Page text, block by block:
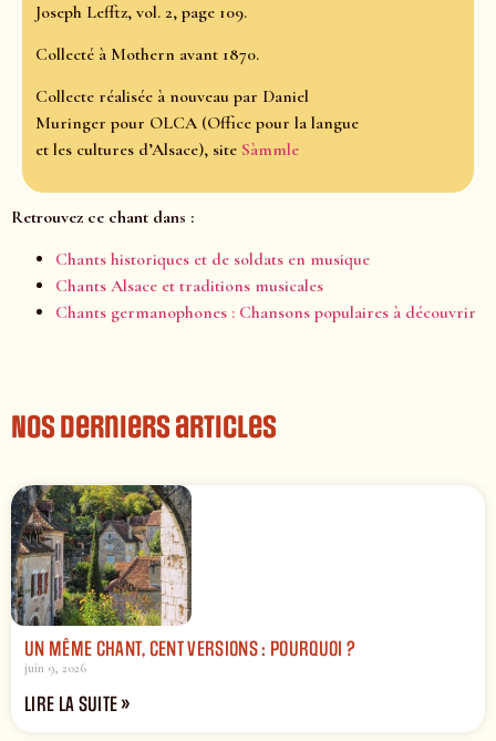
Joseph Lefftz, vol. 2, page 109.
Collecté à Mothern avant 1870.
Collecte réalisée à nouveau par Daniel
Muringer pour OLCA (Office pour la langue
et les cultures d’Alsace), site Sàmmle
Retrouvez ce chant dans :
Chants historiques et de soldats en musique
Chants Alsace et traditions musicales
Chants germanophones : Chansons populaires à découvrir
Nos derniers articles
UN MÊME CHANT, CENT VERSIONS : POURQUOI ?
juin 9, 2026
LIRE LA SUITE »